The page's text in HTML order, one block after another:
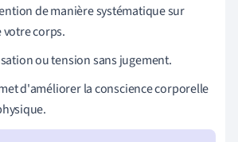
de manière systématique sur
votre corps.
ou tension sans jugement.
d'améliorer la conscience corporelle